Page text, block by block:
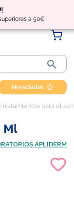
a 50€
compras

Novedades
Tratamientos para el
Ml
APLIDERM